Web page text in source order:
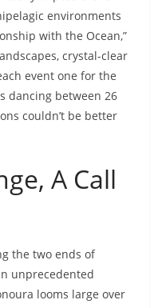
who cut his teeth at
Switzerland, has a
dimension, full
with Nature,
that this sport should
our swimrun vision
race – it’s a
a deep connection
the passion
The horizon remains
is just getting